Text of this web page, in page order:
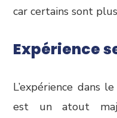
car certains sont
Expérience
L’expérience dans
est un atout